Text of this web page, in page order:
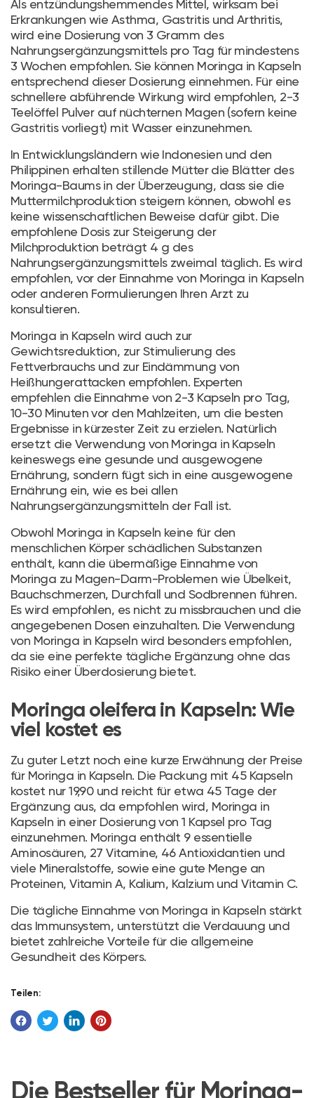
Als entzündungshemmendes Mittel, wirksam bei
Erkrankungen wie Asthma, Gastritis und Arthritis,
wird eine Dosierung von 3 Gramm des
Nahrungsergänzungsmittels pro Tag für mindestens
3 Wochen empfohlen. Sie können Moringa in Kapseln
entsprechend dieser Dosierung einnehmen. Für eine
schnellere abführende Wirkung wird empfohlen, 2-3
Teelöffel Pulver auf nüchternen Magen (sofern keine
Gastritis vorliegt) mit Wasser einzunehmen.
In Entwicklungsländern wie Indonesien und den
Philippinen erhalten stillende Mütter die Blätter des
Moringa-Baums in der Überzeugung, dass sie die
Muttermilchproduktion steigern können, obwohl es
keine wissenschaftlichen Beweise dafür gibt. Die
empfohlene Dosis zur Steigerung der
Milchproduktion beträgt 4 g des
Nahrungsergänzungsmittels zweimal täglich. Es wird
empfohlen, vor der Einnahme von Moringa in Kapseln
oder anderen Formulierungen Ihren Arzt zu
konsultieren.
Moringa in Kapseln wird auch zur
Gewichtsreduktion, zur Stimulierung des
Fettverbrauchs und zur Eindämmung von
Heißhungerattacken empfohlen. Experten
empfehlen die Einnahme von 2-3 Kapseln pro Tag,
10-30 Minuten vor den Mahlzeiten, um die besten
Ergebnisse in kürzester Zeit zu erzielen. Natürlich
ersetzt die Verwendung von Moringa in Kapseln
keineswegs eine gesunde und ausgewogene
Ernährung, sondern fügt sich in eine ausgewogene
Ernährung ein, wie es bei allen
Nahrungsergänzungsmitteln der Fall ist.
Obwohl Moringa in Kapseln keine für den
menschlichen Körper schädlichen Substanzen
enthält, kann die übermäßige Einnahme von
Moringa zu Magen-Darm-Problemen wie Übelkeit,
Bauchschmerzen, Durchfall und Sodbrennen führen.
Es wird empfohlen, es nicht zu missbrauchen und die
angegebenen Dosen einzuhalten. Die Verwendung
von Moringa in Kapseln wird besonders empfohlen,
da sie eine perfekte tägliche Ergänzung ohne das
Risiko einer Überdosierung bietet.
Moringa oleifera in Kapseln: Wie
viel kostet es
Zu guter Letzt noch eine kurze Erwähnung der Preise
für Moringa in Kapseln. Die Packung mit 45 Kapseln
kostet nur 19,90 und reicht für etwa 45 Tage der
Ergänzung aus, da empfohlen wird, Moringa in
Kapseln in einer Dosierung von 1 Kapsel pro Tag
einzunehmen. Moringa enthält 9 essentielle
Aminosäuren, 27 Vitamine, 46 Antioxidantien und
viele Mineralstoffe, sowie eine gute Menge an
Proteinen, Vitamin A, Kalium, Kalzium und Vitamin C.
Die tägliche Einnahme von Moringa in Kapseln stärkt
das Immunsystem, unterstützt die Verdauung und
bietet zahlreiche Vorteile für die allgemeine
Gesundheit des Körpers.
Teilen:
Die Bestseller für Moringa-